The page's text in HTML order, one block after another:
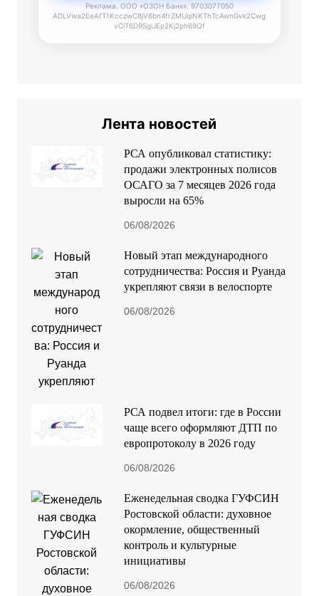
Реклама. ООО «ОЗОН Банк». 9703077050
ADLVwa2EeAfT1KcczwC8jV6bn4frZMUqiNKThTcAwnGvk2Cwg
vCiT6D9SgiJEp2Kj2ph69Qf
Лента новостей
РСА опубликовал статистику:
продажи электронных полисов
ОСАГО за 7 месяцев 2026 года
выросли на 65%
06/08/2026
Новый этап международного
сотрудничества: Россия и Руанда
укрепляют связи в велоспорте
06/08/2026
РСА подвел итоги: где в России
чаще всего оформляют ДТП по
европротоколу в 2026 году
06/08/2026
Еженедельная сводка ГУФСИН
Ростовской области: духовное
окормление, общественный
контроль и культурные
инициативы
06/08/2026